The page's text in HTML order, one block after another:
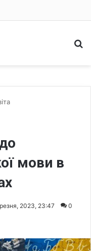
мови в
2023, 23:47 0